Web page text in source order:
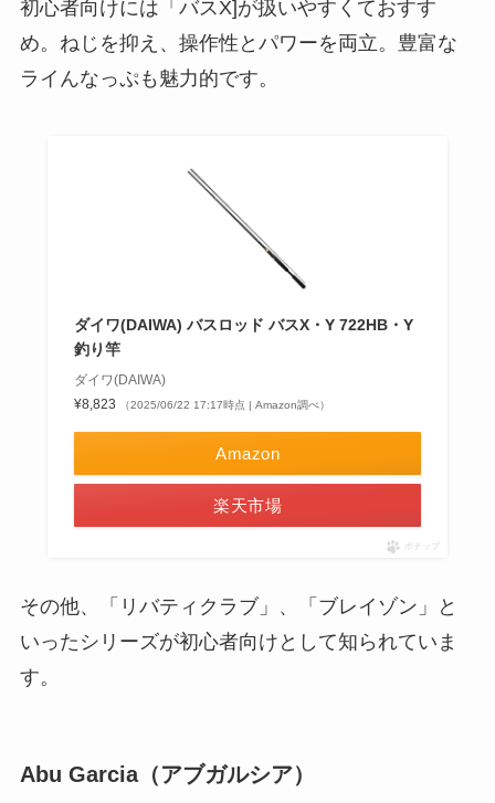
初心者向けには「バスX]が扱いやすくておすす
め。ねじを抑え、操作性とパワーを両立。豊富な
ライんなっぷも魅力的です。
ダイワ(DAIWA) バスロッド バスX・Y 722HB・Y
釣り竿
ダイワ(DAIWA)
¥8,823
（2025/06/22 17:17時点 | Amazon調べ）
Amazon
楽天市場
ポチップ
その他、「リバティクラブ」、「ブレイゾン」と
いったシリーズが初心者向けとして知られていま
す。
Abu Garcia（アブガルシア）